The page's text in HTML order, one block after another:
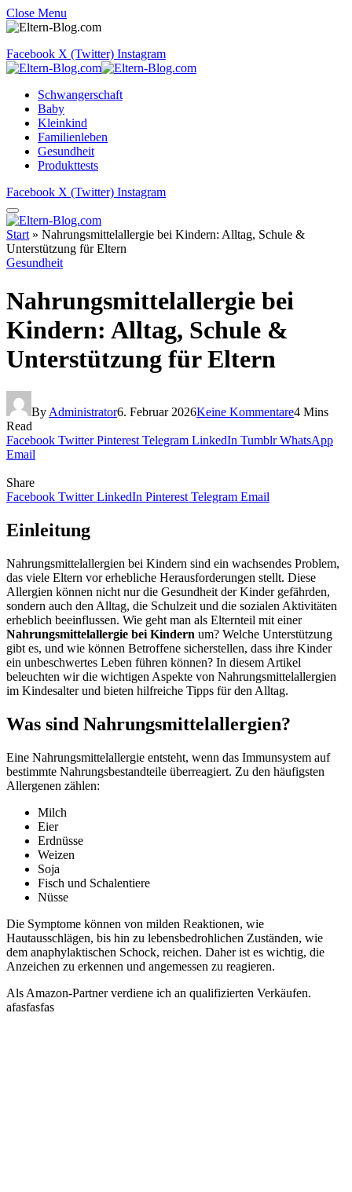
Close Menu
Facebook X (Twitter) Instagram
Schwangerschaft
Baby
Kleinkind
Familienleben
Gesundheit
Produkttests
Facebook X (Twitter) Instagram
Start » Nahrungsmittelallergie bei Kindern: Alltag, Schule &
Unterstützung für Eltern
Gesundheit
Nahrungsmittelallergie bei
Kindern: Alltag, Schule &
Unterstützung für Eltern
By Administrator6. Februar 2026Keine Kommentare4 Mins
Read
Facebook Twitter Pinterest Telegram LinkedIn Tumblr WhatsApp
Email
Share
Facebook Twitter LinkedIn Pinterest Telegram Email
Einleitung
Nahrungsmittelallergien bei Kindern sind ein wachsendes Problem,
das viele Eltern vor erhebliche Herausforderungen stellt. Diese
Allergien können nicht nur die Gesundheit der Kinder gefährden,
sondern auch den Alltag, die Schulzeit und die sozialen Aktivitäten
erheblich beeinflussen. Wie geht man als Elternteil mit einer
Nahrungsmittelallergie bei Kindern um? Welche Unterstützung
gibt es, und wie können Betroffene sicherstellen, dass ihre Kinder
ein unbeschwertes Leben führen können? In diesem Artikel
beleuchten wir die wichtigen Aspekte von Nahrungsmittelallergien
im Kindesalter und bieten hilfreiche Tipps für den Alltag.
Was sind Nahrungsmittelallergien?
Eine Nahrungsmittelallergie entsteht, wenn das Immunsystem auf
bestimmte Nahrungsbestandteile überreagiert. Zu den häufigsten
Allergenen zählen:
Milch
Eier
Erdnüsse
Weizen
Soja
Fisch und Schalentiere
Nüsse
Die Symptome können von milden Reaktionen, wie
Hautausschlägen, bis hin zu lebensbedrohlichen Zuständen, wie
dem anaphylaktischen Schock, reichen. Daher ist es wichtig, die
Anzeichen zu erkennen und angemessen zu reagieren.
Als Amazon-Partner verdiene ich an qualifizierten Verkäufen.
afasfasfas